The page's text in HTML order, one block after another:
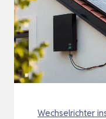
Wechselrichter